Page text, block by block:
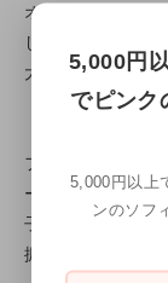
オルゴールとぬ
しています。
大人も子供も思わ
【エンジェルバ
フランスのブティ
ー。
子供達に幸運が
振ると優しい音が
5,000円
でピンク
5,000円以上
ンのソフ